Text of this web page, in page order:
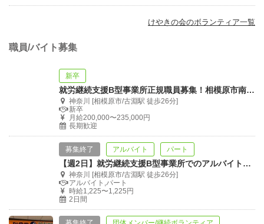
けやきの会のボランティア一覧
職員/バイト募集
新卒
就労継続支援B型事業所正規職員募集！相模原市南区大野台で創業30年の実績あり
神奈川 [相模原市/古淵駅 徒歩26分]
新卒
月給200,000〜235,000円
長期歓迎
募集終了 アルバイト パート
【週2日】就労継続支援B型事業所でのアルバイト【火・木8時45分～17時の間】
神奈川 [相模原市/古淵駅 徒歩26分]
アルバイト,パート
時給1,225〜1,225円
2日間